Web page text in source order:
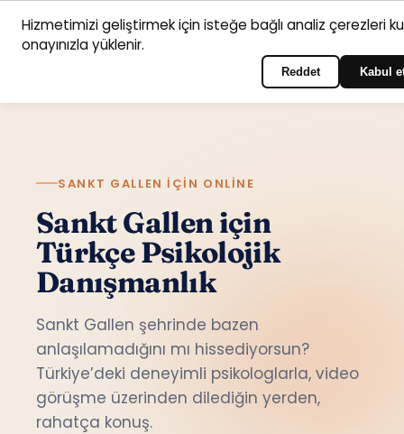
AnasayfaHizmet Psikologlarİletişim
SANKT GALLEN IÇIN ONLINE
Sankt Gallen için
Türkçe Psikolojik
Danışmanlık
Sankt Gallen şehrinde bazen
anlaşılamadığını mı hissediyorsun?
Türkiye’deki deneyimli psikologlarla, video
görüşme üzerinden dilediğin yerden,
rahatça konuş.
Hizmetimizi geliştirmek için isteğe bağlı analiz çerezleri
onayınızla yüklenir.
Reddet Kabul